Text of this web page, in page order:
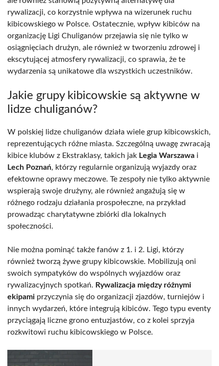
rywalizacji, co korzystnie wpływa na wizerunek ruchu
kibicowskiego w Polsce. Ostatecznie, wpływ kibiców na
organizację Ligi Chuliganów przejawia się nie tylko w
osiągnięciach drużyn, ale również w tworzeniu zdrowej i
ekscytującej atmosfery rywalizacji, co sprawia, że te
wydarzenia są unikatowe dla wszystkich uczestników.
Jakie grupy kibicowskie są aktywne w
lidze chuliganów?
W polskiej lidze chuliganów działa wiele grup kibicowskich,
reprezentujących różne miasta. Szczególną uwagę zwracają
kibice klubów z Ekstraklasy, takich jak Legia Warszawa i
Lech Poznań, którzy regularnie organizują wyjazdy oraz
efektowne oprawy meczowe. Te zespoły nie tylko aktywnie
wspierają swoje drużyny, ale również angażują się w
różnego rodzaju działania prospołeczne, na przykład
prowadząc charytatywne zbiórki dla lokalnych
społeczności.
Nie można pominąć także fanów z 1. i 2. Ligi, którzy
również tworzą żywe grupy kibicowskie. Mobilizują oni
swoich sympatyków do wspólnych wyjazdów oraz
rywalizacyjnych spotkań. Rywalizacja między różnymi
ekipami przyczynia się do organizacji zjazdów, turniejów i
innych wydarzeń, które integrują kibiców. Tego typu eventy
przyciągają liczne grono entuzjastów, co z kolei sprzyja
rozkwitowi ruchu kibicowskiego w Polsce.